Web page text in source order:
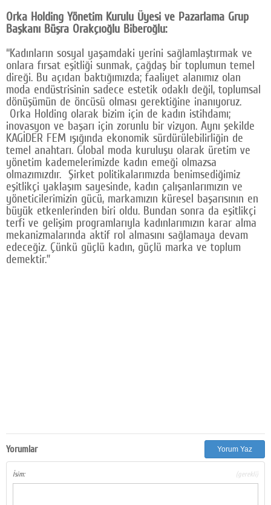
Orka Holding Yönetim Kurulu Üyesi ve Pazarlama Grup
Başkanı Büşra Orakçıoğlu Biberoğlu:
“Kadınların sosyal yaşamdaki yerini sağlamlaştırmak ve
onlara fırsat eşitliği sunmak, çağdaş bir toplumun temel
direği. Bu açıdan baktığımızda; faaliyet alanımız olan
moda endüstrisinin sadece estetik odaklı değil, toplumsal
dönüşümün de öncüsü olması gerektiğine inanıyoruz.
Orka Holding olarak bizim için de kadın istihdamı;
inovasyon ve başarı için zorunlu bir vizyon. Aynı şekilde
KAGİDER FEM ışığında ekonomik sürdürülebilirliğin de
temel anahtarı. Global moda kuruluşu olarak üretim ve
yönetim kademelerimizde kadın emeği olmazsa
olmazımızdır. Şirket politikalarımızda benimsediğimiz
eşitlikçi yaklaşım sayesinde, kadın çalışanlarımızın ve
yöneticilerimizin gücü, markamızın küresel başarısının en
büyük etkenlerinden biri oldu. Bundan sonra da eşitlikçi
terfi ve gelişim programlarıyla kadınlarımızın karar alma
mekanizmalarında aktif rol almasını sağlamaya devam
edeceğiz. Çünkü güçlü kadın, güçlü marka ve toplum
demektir.”
Yorumlar Yorum Yaz
İsim: (gerekli)